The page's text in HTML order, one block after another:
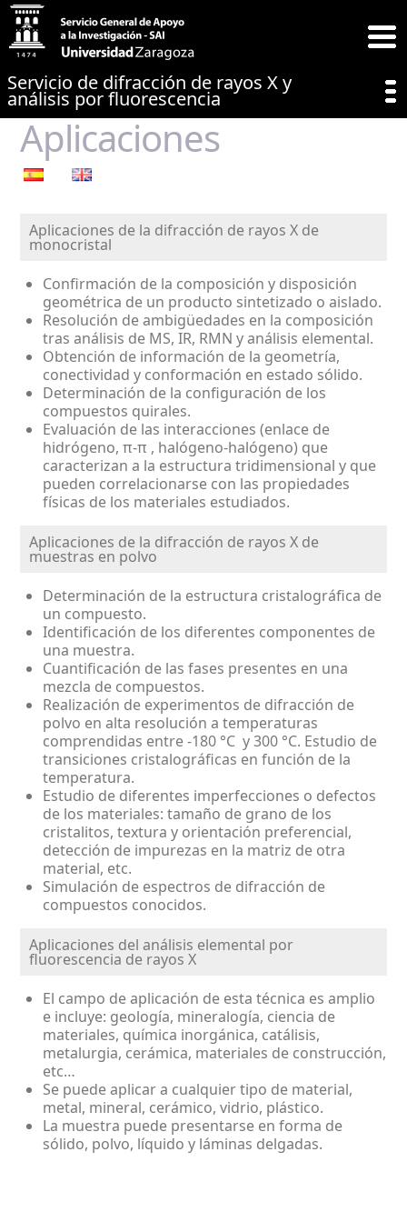
Servicio de difracción de rayos X y
análisis por fluorescencia
Aplicaciones
Aplicaciones de la difracción de rayos X de
monocristal
Confirmación de la composición y disposición
geométrica de un producto sintetizado o aislado.
Resolución de ambigüedades en la composición
tras análisis de MS, IR, RMN y análisis elemental.
Obtención de información de la geometría,
conectividad y conformación en estado sólido.
Determinación de la configuración de los
compuestos quirales.
Evaluación de las interacciones (enlace de
hidrógeno, π-π , halógeno-halógeno) que
caracterizan a la estructura tridimensional y que
pueden correlacionarse con las propiedades
físicas de los materiales estudiados.
Aplicaciones de la difracción de rayos X de
muestras en polvo
Determinación de la estructura cristalográfica de
un compuesto.
Identificación de los diferentes componentes de
una muestra.
Cuantificación de las fases presentes en una
mezcla de compuestos.
Realización de experimentos de difracción de
polvo en alta resolución a temperaturas
comprendidas entre -180 °C y 300 °C. Estudio de
transiciones cristalográficas en función de la
temperatura.
Estudio de diferentes imperfecciones o defectos
de los materiales: tamaño de grano de los
cristalitos, textura y orientación preferencial,
detección de impurezas en la matriz de otra
material, etc.
Simulación de espectros de difracción de
compuestos conocidos.
Aplicaciones del análisis elemental por
fluorescencia de rayos X
El campo de aplicación de esta técnica es amplio
e incluye: geología, mineralogía, ciencia de
materiales, química inorgánica, catálisis,
metalurgia, cerámica, materiales de construcción,
etc…
Se puede aplicar a cualquier tipo de material,
metal, mineral, cerámico, vidrio, plástico.
La muestra puede presentarse en forma de
sólido, polvo, líquido y láminas delgadas.